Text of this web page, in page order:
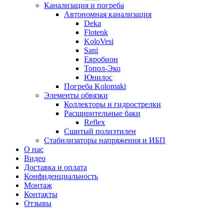
Канализация и погреба
Автономная канализация
Deka
Flotenk
KoloVesi
Sani
Евробион
Топол-Эко
Юнилос
Погреба Kolomaki
Элементы обвязки
Коллекторы и гидрострелки
Расширительные баки
Reflex
Сшитый полиэтилен
Стабилизаторы напряжения и ИБП
О нас
Видео
Доставка и оплата
Конфиденциальность
Монтаж
Контакты
Отзывы